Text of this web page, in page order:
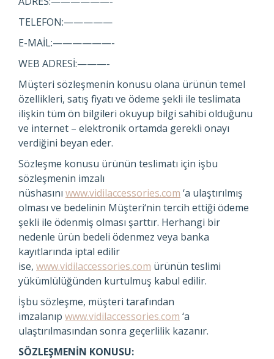
TELEFON:—————
E-MAİL:——————-
WEB ADRESİ:———-
Müşteri sözleşmenin konusu olana ürünün temel
özellikleri, satış fiyatı ve ödeme şekli ile teslimata
ilişkin tüm ön bilgileri okuyup bilgi sahibi olduğunu
ve internet – elektronik ortamda gerekli onayı
verdiğini beyan eder.
Sözleşme konusu ürünün teslimatı için işbu
sözleşmenin imzalı
nüshasını www.vidilaccessories.com ‘a ulaştırılmış
olması ve bedelinin Müşteri‘nin tercih ettiği ödeme
şekli ile ödenmiş olması şarttır. Herhangi bir
nedenle ürün bedeli ödenmez veya banka
kayıtlarında iptal edilir
ise, www.vidilaccessories.com ürünün teslimi
yükümlülüğünden kurtulmuş kabul edilir.
İşbu sözleşme, müşteri tarafından
imzalanıp www.vidilaccessories.com ‘a
ulaştırılmasından sonra geçerlilik kazanır.
SÖZLEŞMENİN KONUSU: